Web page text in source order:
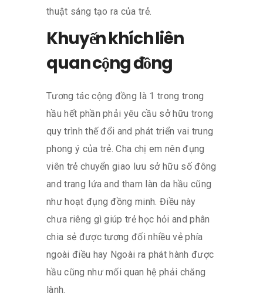
thuật sáng tạo ra của trẻ.
Khuyến khích liên
quan cộng đồng
Tương tác cộng đồng là 1 trong trong
hầu hết phần phải yêu cầu sở hữu trong
quy trình thế đổi and phát triển vai trung
phong ý của trẻ. Cha chị em nên đụng
viên trẻ chuyển giao lưu sở hữu số đông
and trang lứa and tham làn da hầu cũng
như hoạt đụng đồng minh. Điều này
chưa riêng gì giúp trẻ học hỏi and phân
chia sẻ được tương đối nhiều vẻ phía
ngoài điều hay Ngoài ra phát hành được
hầu cũng như mối quan hệ phải chăng
lành.